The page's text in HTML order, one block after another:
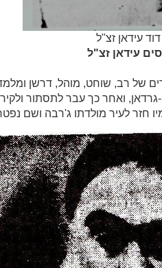
עידאן זצ"ל
עידאן זצ"ל
של רב, שוחט, מוהל, דרשן
ואחר כך עבר לתסתור
חזר לעיר מולדתו ג'רבה ושם